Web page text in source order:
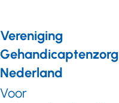
Vereniging
Gehandicaptenzorg
Nederland
Voor